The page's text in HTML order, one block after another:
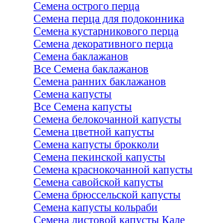
Семена острого перца
Семена перца для подоконника
Семена кустарникового перца
Семена декоративного перца
Семена баклажанов
Все Семена баклажанов
Семена ранних баклажанов
Семена капусты
Все Семена капусты
Семена белокочанной капусты
Семена цветной капусты
Семена капусты брокколи
Семена пекинской капусты
Семена краснокочанной капусты
Семена савойской капусты
Семена брюссельской капусты
Семена капусты кольраби
Семена листовой капусты Кале